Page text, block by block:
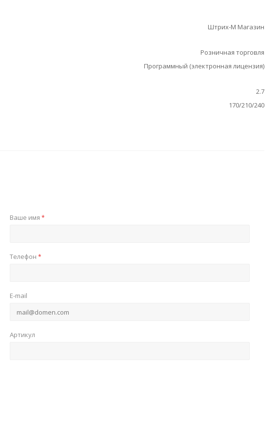
Штрих-М Магазин
Розничная торговля
Программный (электронная лицензия)
2.7
170/210/240
Ваше имя *
Телефон *
E-mail
Артикул